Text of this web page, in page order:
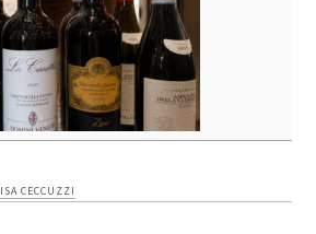
CECCUZZI